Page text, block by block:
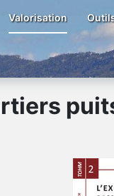
Valorisation